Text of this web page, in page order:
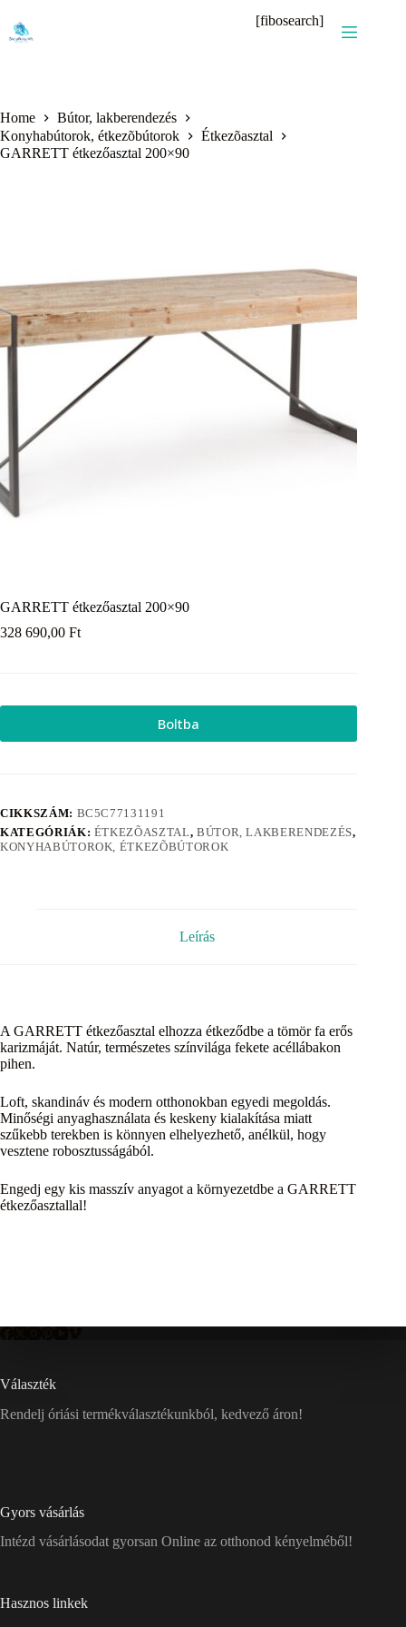
content
[fibosearch]
Home
Bútor, lakberendezés
Konyhabútorok, étkezõbútorok
Étkezõasztal
GARRETT étkezőasztal 200×90
GARRETT étkezőasztal 200×90
328 690,00 Ft
Boltba
CIKKSZÁM: BC5C77131191
KATEGÓRIÁK: ÉTKEZÕASZTAL, BÚTOR, LAKBERENDEZÉS,
KONYHABÚTOROK, ÉTKEZÕBÚTOROK
Leírás
A GARRETT étkezőasztal elhozza étkeződbe a tömör fa erős
karizmáját. Natúr, természetes színvilága fekete acéllábakon
pihen.
Loft, skandináv és modern otthonokban egyedi megoldás.
Minőségi anyaghasználata és keskeny kialakítása miatt
szűkebb terekben is könnyen elhelyezhető, anélkül, hogy
vesztene robosztusságából.
Engedj egy kis masszív anyagot a környezetdbe a GARRETT
étkezőasztallal!
Választék
Rendelj óriási termékválasztékunkból, kedvező áron!
Gyors vásárlás
Intézd vásárlásodat gyorsan Online az otthonod kényelméből!
Hasznos linkek